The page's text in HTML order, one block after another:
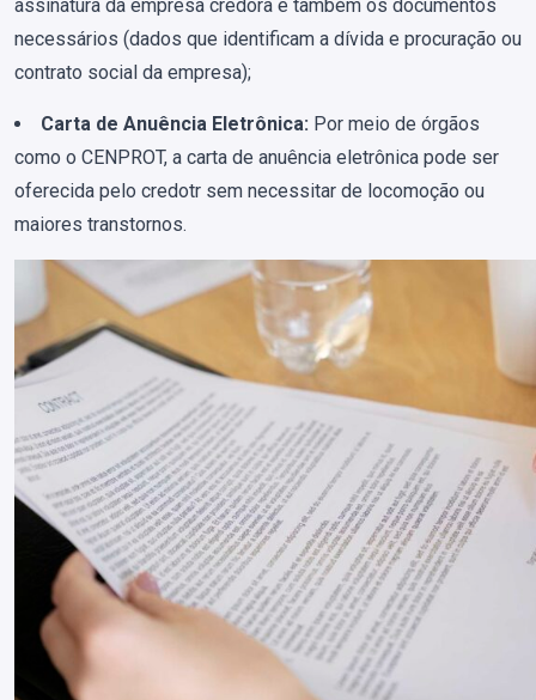
assinatura da empresa credora e também os documentos
necessários (dados que identificam a dívida e procuração ou
contrato social da empresa);
Carta de Anuência Eletrônica: Por meio de órgãos
como o CENPROT, a carta de anuência eletrônica pode ser
oferecida pelo credotr sem necessitar de locomoção ou
maiores transtornos.